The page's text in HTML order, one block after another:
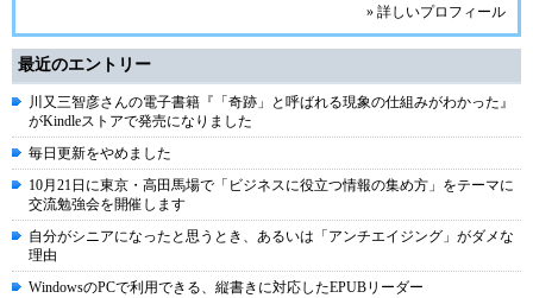
» 詳しいプロフィール
最近のエントリー
川又三智彦さんの電子書籍『「奇跡」と呼ばれる現象の仕組みがわかった』
がKindleストアで発売になりました
毎日更新をやめました
10月21日に東京・高田馬場で「ビジネスに役立つ情報の集め方」をテーマに
交流勉強会を開催します
自分がシニアになったと思うとき、あるいは「アンチエイジング」がダメな
理由
WindowsのPCで利用できる、縦書きに対応したEPUBリーダー